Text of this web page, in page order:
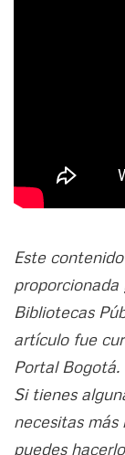
Este
Bibliotecas
artículo fue
Portal Bogotá.
Si tienes
necesitas más
puedes